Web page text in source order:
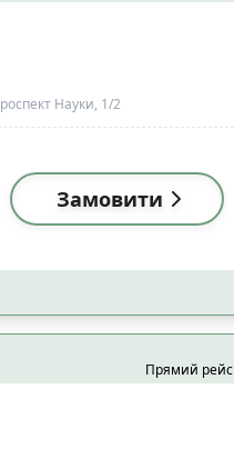
Науки, 1/2
Замовити
Прямий рейс